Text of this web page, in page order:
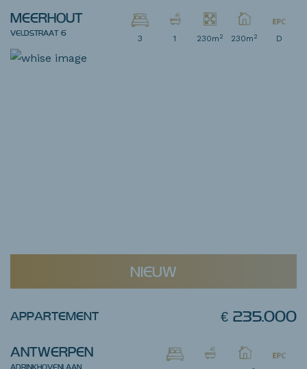
MEERHOUT
VELDSTRAAT 6
3 1 230m 2 230m 2 D
NIEUW
APPARTEMENT € 235.000
ANTWERPEN
ADRINKHOVENLAAN